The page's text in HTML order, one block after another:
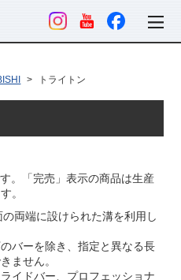
トライトン
。「完売」表示の商品は生産
。
両端に設けられた溝を利用し
バーを除き、指定と異なる長
ません。
イドバー、プロフェッショナ